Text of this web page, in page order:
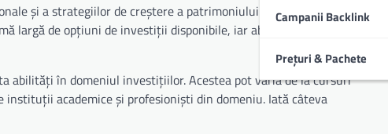
Campanii Backlink
Prețuri & Pachete
și a strategiilor de creștere a patrimoniului. O investiție este
largă de opțiuni de investiții disponibile, iar abordările variază
abilități în domeniul investițiilor. Acestea pot varia de la cursuri
academice și profesioniști din domeniu. Iată câteva